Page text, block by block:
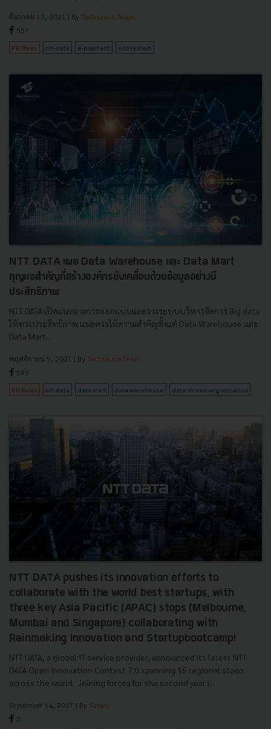
ธันวาคม 13, 2021 | By Techsauce Team
557
PR News ntt-data e-payment ecosystem
NTT DATA เผย Data Warehouse และ Data Mart
กุญแจสำคัญที่สร้างองค์กรขับเคลื่อนด้วยข้อมูลอย่างมี
ประสิทธิภาพ
NTT DATA เปิดแนวทางการออกแบบและวางระบบบริหารจัดการ Big data
ให้ทรงประสิทธิภาพ แนะควรให้ความสำคัญตั้งแต่ Data Warehouse และ
Data Mart...
พฤศจิกายน 9, 2021 | By Techsauce Team
595
PR News ntt-data data mart data-warehouse data-driven-organization
NTT DATA pushes its innovation efforts to
collaborate with the world best startups, with
three key Asia Pacific (APAC) stops (Melbourne,
Mumbai and Singapore) collaborating with
Rainmaking Innovation and Startupbootcamp!
NTT DATA, a global IT service provider, announced its latest NTT
DATA Open Innovation Contest 7.0 spanning 15 regional stops
across the world. Joining forces for the second year i...
September 14, 2017 | By Susan
0